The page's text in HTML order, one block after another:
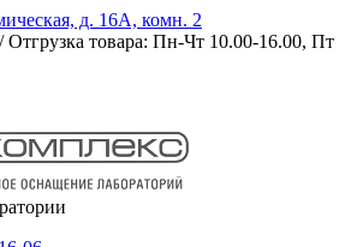
д. 16А, комн. 2
товара: Пн-Чт 10.00-16.00, Пт